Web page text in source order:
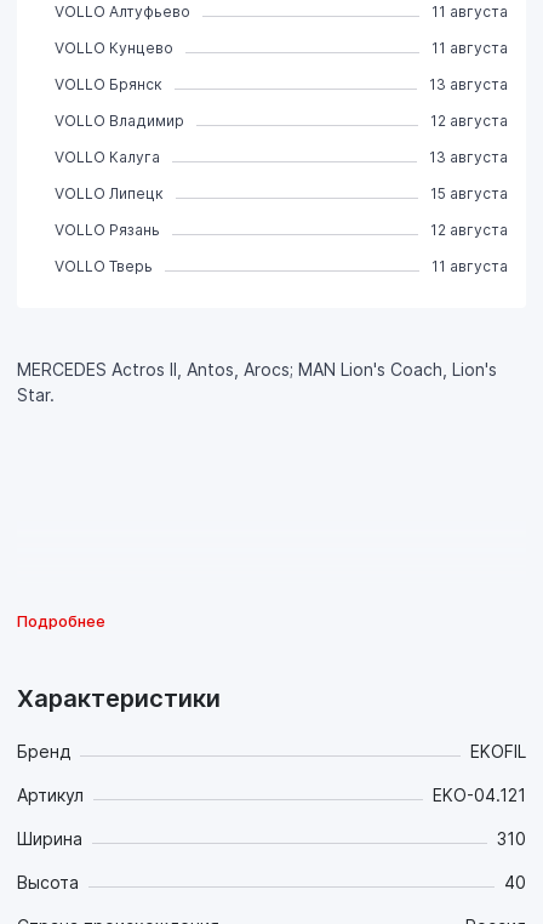
MERCEDES Actros II, Antos, Arocs; MAN Lion's Coach, Lion's
Star.
Подробнее
Характеристики
Бренд EKOFIL
Артикул EKO-04.121
Ширина 310
Высота 40
VOLLO Алтуфьево
11 августа
VOLLO Кунцево
11 августа
VOLLO Брянск
13 августа
VOLLO Владимир
12 августа
VOLLO Калуга
13 августа
VOLLO Липецк
15 августа
VOLLO Рязань
12 августа
VOLLO Тверь
11 августа